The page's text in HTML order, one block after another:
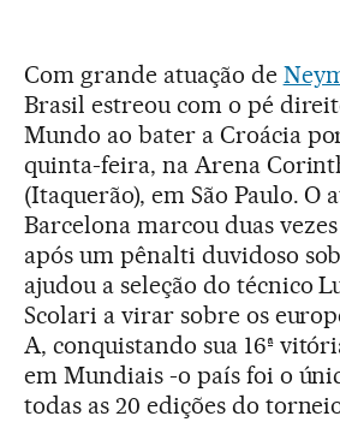
Com grande atuação de
Brasil estreou com o pé
Mundo ao bater a Croácia
quinta-feira, na Arena
(Itaquerão), em São Paulo. O
Barcelona marcou duas
após um pênalti duvidoso
ajudou a seleção do técnico
Scolari a virar sobre os
A, conquistando sua 16ª
em Mundiais -o país foi o
todas as 20 edições do